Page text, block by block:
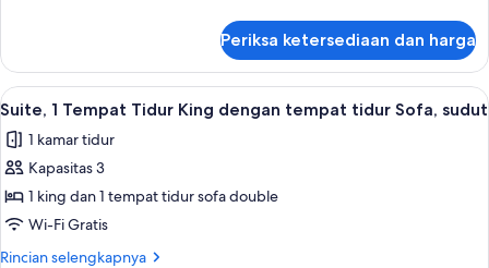
King
dengan
tempat
tidur
Sofa
Suite
Junior,
1
Tidur
King
tempat
tidur
Periksa ketersediaan dan harga
Lihat
semua
foto
untuk
Suite,
1
Tempat
Brankas, meja kerja, tirai kedap
4
Suite, 1 Tempat Tidur King dengan tempat tidur Sofa, sudut
1 kamar tidur
Kapasitas 3
1 king dan 1 tempat tidur sofa double
Wi-Fi Gratis
Rincian selengkapnya
Rincian